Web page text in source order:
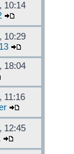
10:14
10:29
18:04
11:16
12:45